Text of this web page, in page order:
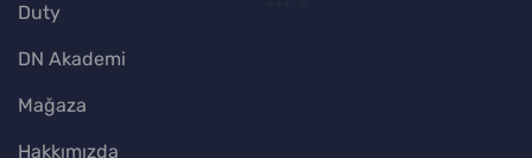
Duty
DN Akademi
Mağaza
Hakkımızda